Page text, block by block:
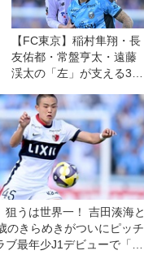
【FC東京】稲村隼翔・長
友佑都・常盤亨太・遠藤
渓太の「左」が支える3連
を」
狙うは世界一！ 吉田湊海と
のきらめきがついにピッチ
ブ最年少J1デビューで「W